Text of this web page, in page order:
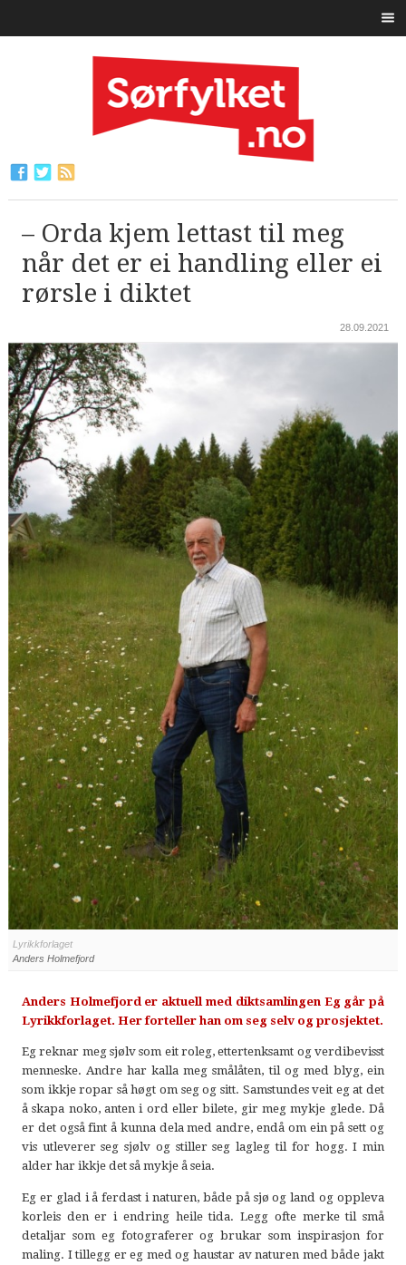
– Orda kjem lettast til meg
når det er ei handling eller ei
rørsle i diktet
28.09.2021
Lyrikkforlaget
Anders Holmefjord
Anders Holmefjord er aktuell med diktsamlingen Eg går på
Lyrikkforlaget. Her forteller han om seg selv og prosjektet.
Eg reknar meg sjølv som eit roleg, ettertenksamt og verdibevisst
menneske. Andre har kalla meg smålåten, til og med blyg, ein
som ikkje ropar så høgt om seg og sitt. Samstundes veit eg at det
å skapa noko, anten i ord eller bilete, gir meg mykje glede. Då
er det også fint å kunna dela med andre, endå om ein på sett og
vis utleverer seg sjølv og stiller seg lagleg til for hogg. I min
alder har ikkje det så mykje å seia.
Eg er glad i å ferdast i naturen, både på sjø og land og oppleva
korleis den er i endring heile tida. Legg ofte merke til små
detaljar som eg fotograferer og brukar som inspirasjon for
maling. I tillegg er eg med og haustar av naturen med både jakt